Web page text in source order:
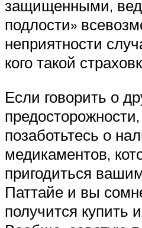
защищенными,
подлости»
неприятности
кого такой
Если говорить о
позаботьтесь о
медикаментов,
пригодиться
Паттайе и вы
получится купить